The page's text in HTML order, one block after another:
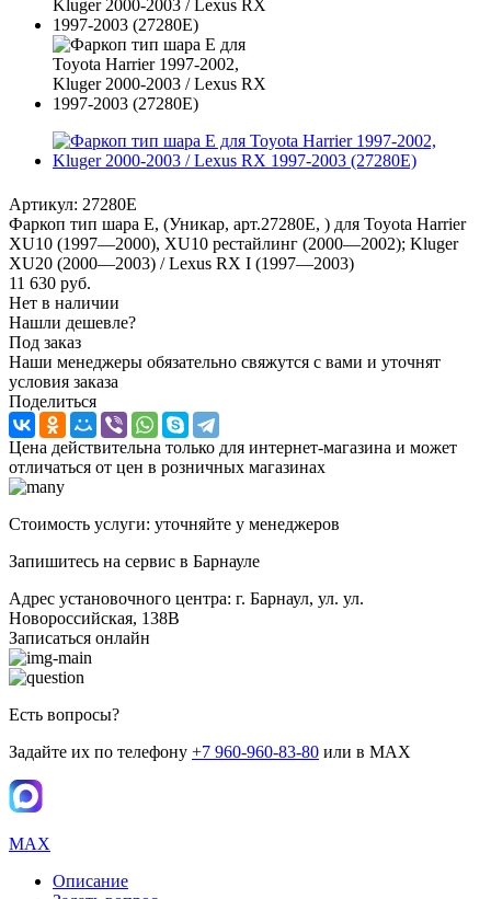
Артикул: 27280E
Фаркоп тип шара E, (Уникар, арт.27280E, ) для Toyota Harrier
XU10 (1997—2000), XU10 рестайлинг (2000—2002); Kluger
XU20 (2000—2003) / Lexus RX I (1997—2003)
11 630 руб.
Нет в наличии
Нашли дешевле?
Под заказ
Наши менеджеры обязательно свяжутся с вами и уточнят
условия заказа
Поделиться
Цена действительна только для интернет-магазина и может
отличаться от цен в розничных магазинах
Стоимость услуги: уточняйте у менеджеров
Запишитесь на сервис в Барнауле
Адрес установочного центра: г. Барнаул, ул. ул.
Новороссийская, 138В
Записаться онлайн
Есть вопросы?
Задайте их по телефону +7 960-960-83-80 или в MAX
MAX
Описание